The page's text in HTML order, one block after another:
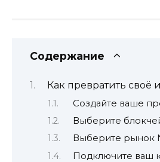
Содержание
Как превратить своё
Создайте ваше
Выберите
Выберите рынок
Подключите ваш